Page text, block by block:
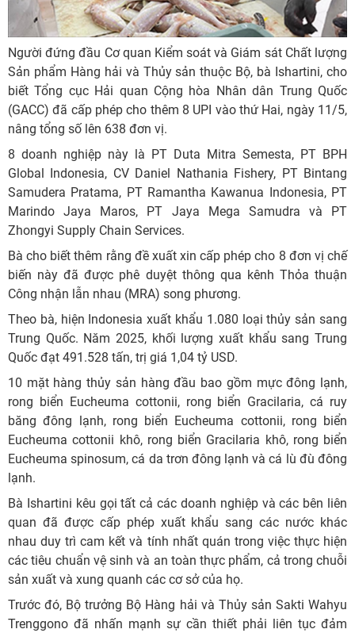
Người đứng đầu Cơ quan Kiểm soát và Giám sát Chất lượng
Sản phẩm Hàng hải và Thủy sản thuộc Bộ, bà Ishartini, cho
biết Tổng cục Hải quan Cộng hòa Nhân dân Trung Quốc
(GACC) đã cấp phép cho thêm 8 UPI vào thứ Hai, ngày 11/5,
nâng tổng số lên 638 đơn vị.
8 doanh nghiệp này là PT Duta Mitra Semesta, PT BPH
Global Indonesia, CV Daniel Nathania Fishery, PT Bintang
Samudera Pratama, PT Ramantha Kawanua Indonesia, PT
Marindo Jaya Maros, PT Jaya Mega Samudra và PT
Zhongyi Supply Chain Services.
Bà cho biết thêm rằng đề xuất xin cấp phép cho 8 đơn vị chế
biến này đã được phê duyệt thông qua kênh Thỏa thuận
Công nhận lẫn nhau (MRA) song phương.
Theo bà, hiện Indonesia xuất khẩu 1.080 loại thủy sản sang
Trung Quốc. Năm 2025, khối lượng xuất khẩu sang Trung
Quốc đạt 491.528 tấn, trị giá 1,04 tỷ USD.
10 mặt hàng thủy sản hàng đầu bao gồm mực đông lạnh,
rong biển Eucheuma cottonii, rong biển Gracilaria, cá ruy
băng đông lạnh, rong biển Eucheuma cottonii, rong biển
Eucheuma cottonii khô, rong biển Gracilaria khô, rong biển
Eucheuma spinosum, cá da trơn đông lạnh và cá lù đù đông
lạnh.
Bà Ishartini kêu gọi tất cả các doanh nghiệp và các bên liên
quan đã được cấp phép xuất khẩu sang các nước khác
nhau duy trì cam kết và tính nhất quán trong việc thực hiện
các tiêu chuẩn vệ sinh và an toàn thực phẩm, cả trong chuỗi
sản xuất và xung quanh các cơ sở của họ.
Trước đó, Bộ trưởng Bộ Hàng hải và Thủy sản Sakti Wahyu
Trenggono đã nhấn mạnh sự cần thiết phải liên tục đảm